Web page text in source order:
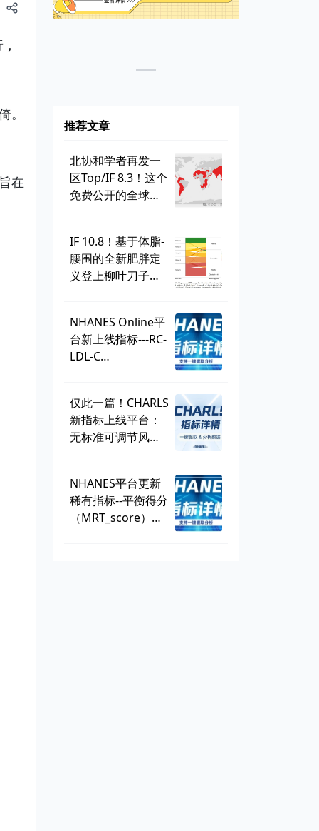
。
在
推荐文章
北协和学者再发一
区Top/IF 8.3！这个
免费公开的全球学
IF 10.8！基于体脂-
腰围的全新肥胖定
义登上柳叶刀子
总
NHANES Online平
台新上线指标---RC-
LDL-C
仅此一篇！CHARLS
新指标上线平台：
无标准可调节风险
NHANES平台更新
稀有指标--平衡得分
（MRT_score），